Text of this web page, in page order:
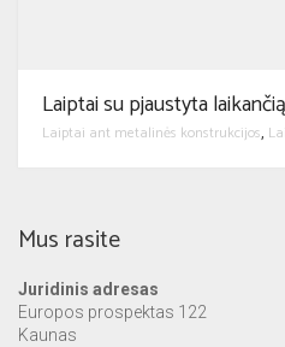
Laiptai su pjaustyta
Laiptai ant metalinės konstrukcijos,
Mus rasite
Juridinis adresas
Europos prospektas 122
Kaunas